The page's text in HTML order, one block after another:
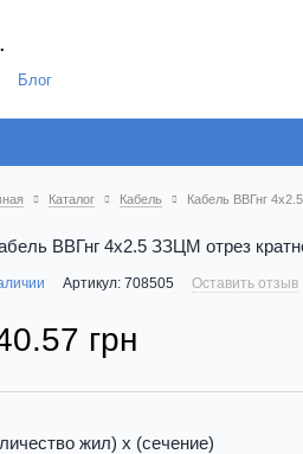
Блог
Каталог Кабель Кабель ВВГнг
ВВГнг 4х2.5 ЗЗЦМ отрез
Артикул: 708505 Оставить отзыв
грн
жил) х (сечение)